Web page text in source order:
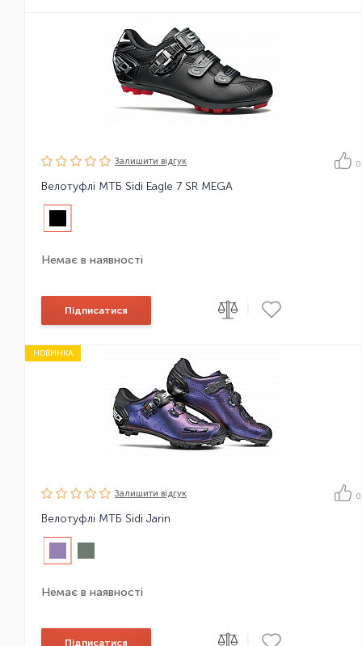
Залишити вiдгук 0
Велотуфлі МТБ Sidi Eagle 7 SR MEGA
Немає в наявності
Підписатися
НОВИНКА
Залишити вiдгук 0
Велотуфлі МТБ Sidi Jarin
Немає в наявності
Підписатися